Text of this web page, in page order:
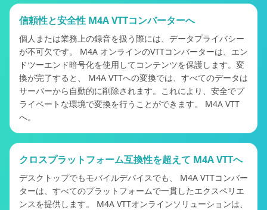
信頼性と安全性 M4A VTTコンバーターへ
個人または業務上の録音を扱う際には、データプライバシー
が不可欠です。 M4A オンラインのVTTコンバーターは、エン
ドツーエンド暗号化を使用してコンテンツを保護します。変
換が完了すると、 M4A VTTへの変換では、すべてのデータは
サーバーから自動的に削除されます。これにより、安全でプ
ライベートな環境で変換を行うことができます。 M4A VTT
へ。
クロスプラットフォーム互換性を超えて M4A VTTへ
デスクトップでもモバイルデバイスでも、 M4A VTTコンバー
ターは、すべてのプラットフォームで一貫したエクスペリエ
ンスを提供します。 M4A VTTオンラインソリューションは、